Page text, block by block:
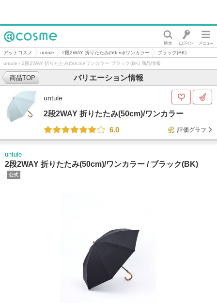
@cosme
アットコスメ untule 2段2WAY 折りたたみ(50cm)/ワンカラー
ブラック(BK)
untule / 2段2WAY 折りたたみ(50cm)/ワンカラー ブラック(BK) 商品情報
バリエーション情報
商品TOP
untule
2段2WAY 折りたたみ(50cm)/ワンカラー
6.0
評価グラフ
untule
2段2WAY 折りたたみ(50cm)/ワンカラー / ブラック(BK)
公式